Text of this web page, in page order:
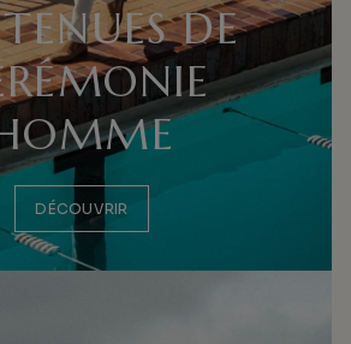
DE
DÉCOUVRIR